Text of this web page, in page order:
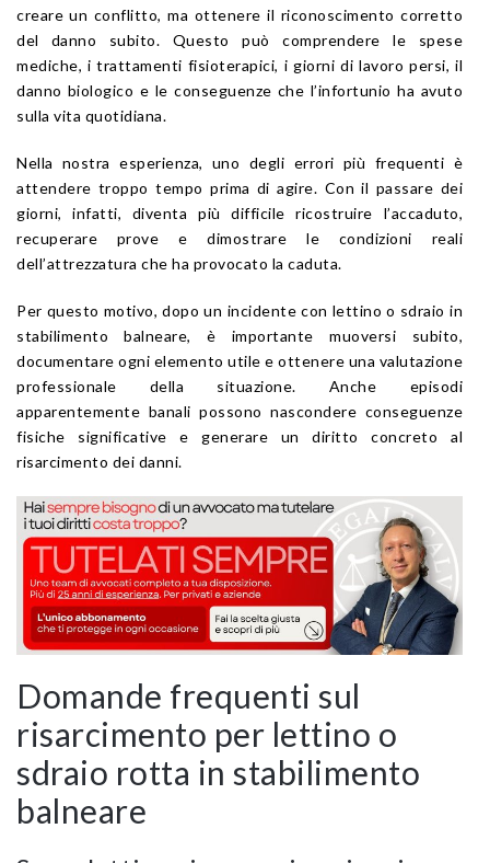
creare un conflitto, ma ottenere il riconoscimento corretto
del danno subito. Questo può comprendere le spese
mediche, i trattamenti fisioterapici, i giorni di lavoro persi, il
danno biologico e le conseguenze che l’infortunio ha avuto
sulla vita quotidiana.
Nella nostra esperienza, uno degli errori più frequenti è
attendere troppo tempo prima di agire. Con il passare dei
giorni, infatti, diventa più difficile ricostruire l’accaduto,
recuperare prove e dimostrare le condizioni reali
dell’attrezzatura che ha provocato la caduta.
Per questo motivo, dopo un incidente con lettino o sdraio in
stabilimento balneare, è importante muoversi subito,
documentare ogni elemento utile e ottenere una valutazione
professionale della situazione. Anche episodi
apparentemente banali possono nascondere conseguenze
fisiche significative e generare un diritto concreto al
risarcimento dei danni.
Domande frequenti sul
risarcimento per lettino o
sdraio rotta in stabilimento
balneare